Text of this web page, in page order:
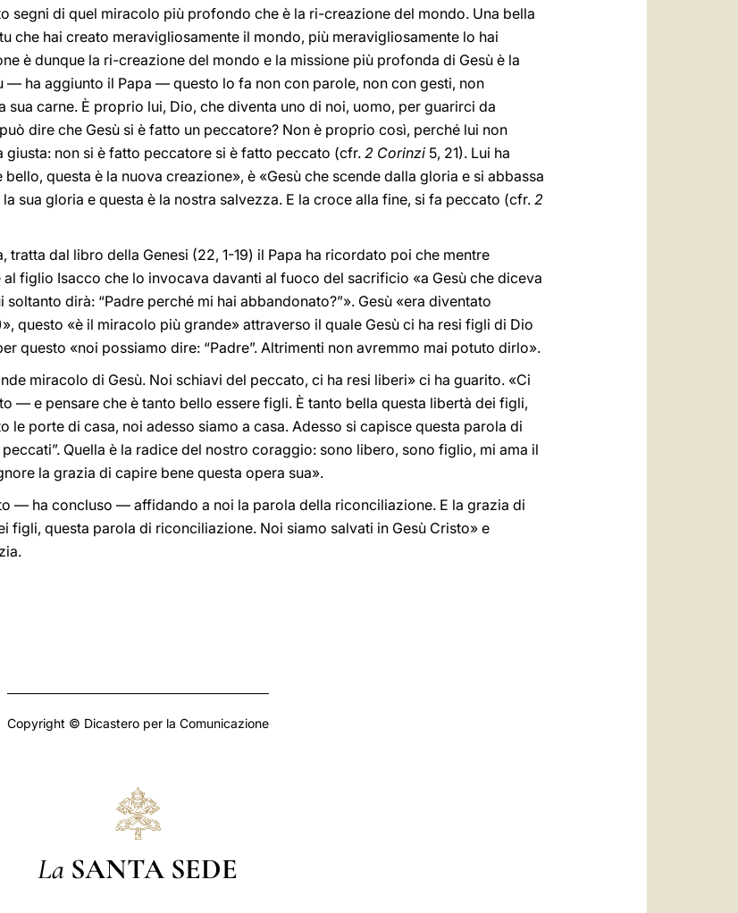
segni di quel miracolo più profondo che è la ri-creazione del mondo. Una bella
che hai creato meravigliosamente il mondo, più meravigliosamente lo hai
è dunque la ri-creazione del mondo e la missione più profonda di Gesù è la
— ha aggiunto il Papa — questo lo fa non con parole, non con gesti, non
sua carne. È proprio lui, Dio, che diventa uno di noi, uomo, per guarirci da
dire che Gesù si è fatto un peccatore? Non è proprio così, perché lui non
non si è fatto peccatore si è fatto peccato (cfr.2 Corinzi 5, 21). Lui ha
questa è la nuova creazione», è «Gesù che scende dalla gloria e si abbassa
sua gloria e questa è la nostra salvezza. E la croce alla fine, si fa peccato (cfr. 2
tratta dal libro della Genesi (22, 1-19) il Papa ha ricordato poi che mentre
figlio Isacco che lo invocava davanti al fuoco del sacrificio «a Gesù che diceva
soltanto dirà: “Padre perché mi hai abbandonato?”». Gesù «era diventato
questo «è il miracolo più grande» attraverso il quale Gesù ci ha resi figli di Dio
questo «noi possiamo dire: “Padre”. Altrimenti non avremmo mai potuto dirlo».
miracolo di Gesù. Noi schiavi del peccato, ci ha resi liberi» ci ha guarito. «Ci
— e pensare che è tanto bello essere figli. È tanto bella questa libertà dei figli,
le porte di casa, noi adesso siamo a casa. Adesso si capisce questa parola di
Quella è la radice del nostro coraggio: sono libero, sono figlio, mi ama il
la grazia di capire bene questa opera sua».
— ha concluso — affidando a noi la parola della riconciliazione. E la grazia di
figli, questa parola di riconciliazione. Noi siamo salvati in Gesù Cristo» e
Copyright © Dicastero per la Comunicazione
La SANTA SEDE